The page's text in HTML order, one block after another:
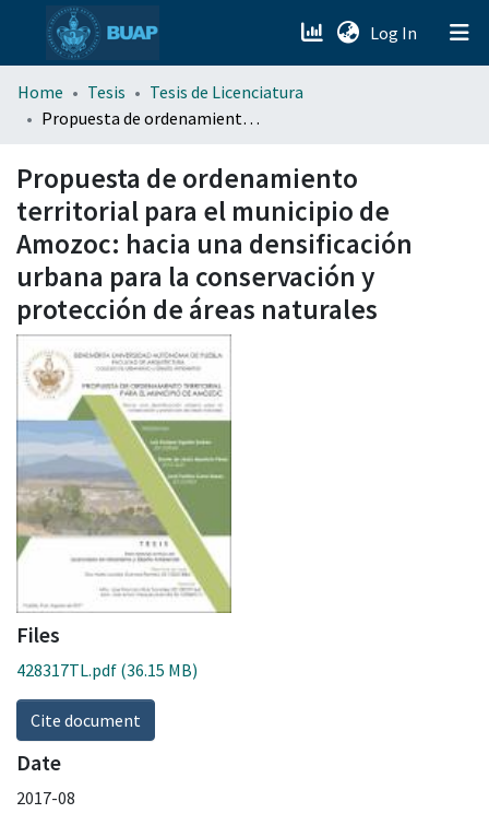
Log In (current)
menu.section.about_menu
Home Tesis
Tesis de Licenciatura
Propuesta de ordenamiento territorial para el municipio de Amozoc: hacia una densificación urbana para la conservación y protección de áreas naturales
Propuesta de ordenamiento
territorial para el municipio de
Amozoc: hacia una densificación
urbana para la conservación y
protección de áreas naturales
Files
428317TL.pdf (36.15 MB)
Cite document
Date
2017-08